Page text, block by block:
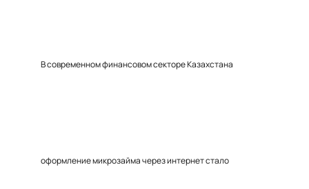
В современном финансовом секторе Казахстана
оформление микрозайма через интернет стало